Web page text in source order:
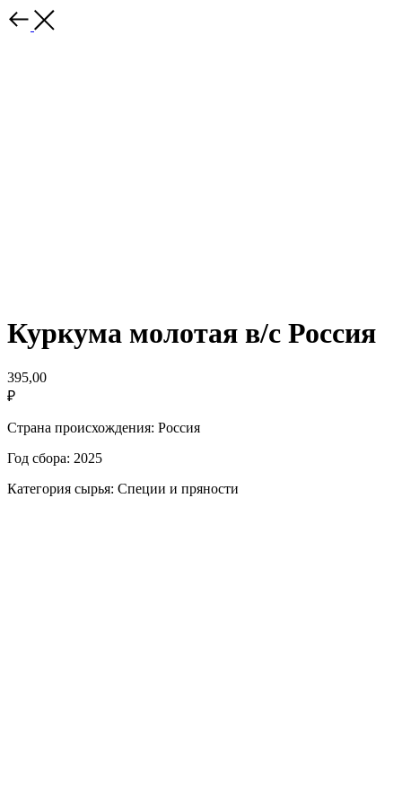
Куркума молотая в/с Россия
395,00
₽
Страна происхождения: Россия
Год сбора: 2025
Категория сырья: Специи и пряности